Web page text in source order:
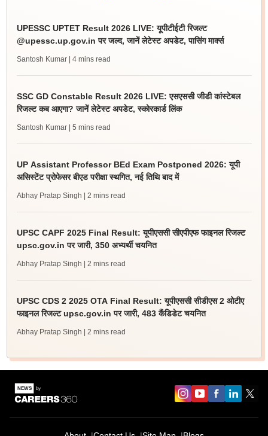
UPESSC UPTET Result 2026 LIVE: यूपीटीईटी रिजल्ट
@upessc.up.gov.in पर जल्द, जानें लेटेस्ट अपडेट, पासिंग मार्क्स
Santosh Kumar | 4 mins read
SSC GD Constable Result 2026 LIVE: एसएससी जीडी कांस्टेबल
रिजल्ट कब आएगा? जानें लेटेस्ट अपडेट, स्कोरकार्ड लिंक
Santosh Kumar | 5 mins read
UP Assistant Professor BEd Exam Postponed 2026: यूपी
असिस्टेंट प्रोफेसर बीएड परीक्षा स्थगित, नई तिथि बाद में
Abhay Pratap Singh | 2 mins read
UPSC CAPF 2025 Final Result: यूपीएससी सीएपीएफ फाइनल रिजल्ट
upsc.gov.in पर जारी, 350 अभ्यर्थी चयनित
Abhay Pratap Singh | 2 mins read
UPSC CDS 2 2025 OTA Final Result: यूपीएससी सीडीएस 2 ओटीए
फाइनल रिजल्ट upsc.gov.in पर जारी, 483 कैंडिडेट चयनित
Abhay Pratap Singh | 2 mins read